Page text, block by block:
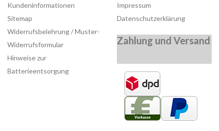
Kundeninformationen
Sitemap
Widerrufsbelehrung / Muster-
Widerrufsformular
Hinweise zur
Batterieentsorgung
Impressum
Datenschutzerklärung
Zahlung und Versand